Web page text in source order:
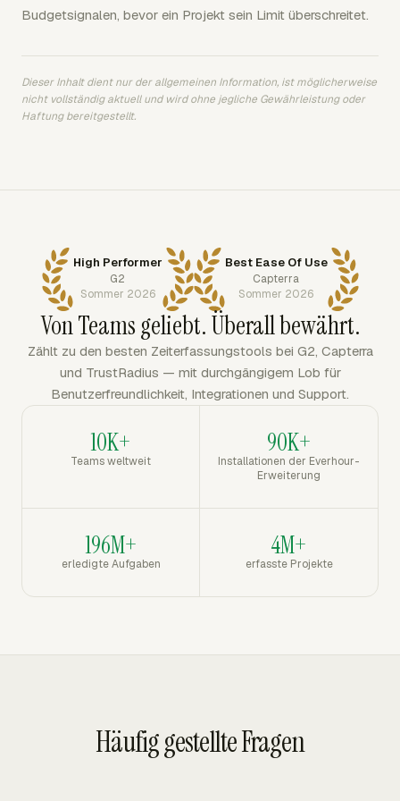
Budgetsignalen, bevor ein Projekt sein Limit überschreitet.
Dieser Inhalt dient nur der allgemeinen Information, ist möglicherweise
nicht vollständig aktuell und wird ohne jegliche Gewährleistung oder
Haftung bereitgestellt.
High Performer
G2
Sommer 2026
Best Ease Of Use
Capterra
Sommer 2026
Von Teams geliebt. Überall bewährt.
Zählt zu den besten Zeiterfassungstools bei G2, Capterra
und TrustRadius — mit durchgängigem Lob für
Benutzerfreundlichkeit, Integrationen und Support.
10K+
Teams weltweit
90K+
Installationen der Everhour-
Erweiterung
196M+
erledigte Aufgaben
4M+
erfasste Projekte
Häufig gestellte Fragen